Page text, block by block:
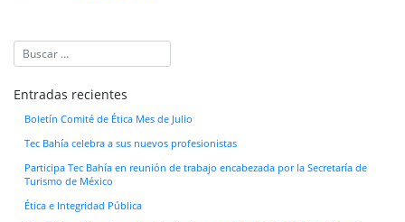
Entradas recientes
Boletín Comité de Ética Mes de Julio
Tec Bahía celebra a sus nuevos profesionistas
Participa Tec Bahía en reunión de trabajo encabezada por la Secretaría de
Turismo de México
Ética e Integridad Pública